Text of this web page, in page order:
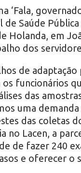
‘Fala,
Saúde Pública
Holanda, em
dos
de adaptação
funcionários
das
uma demanda
das coletas
no Lacen, a
de fazer 240
e oferecer o